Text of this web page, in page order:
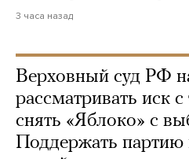
3 часа назад
Верховный суд РФ
рассматривать иск
снять «Яблоко» с
Поддержать